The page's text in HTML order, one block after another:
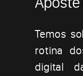
Temos
rotina
digital